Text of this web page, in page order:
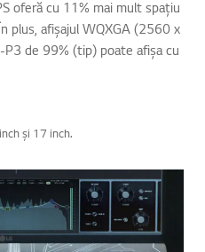
oferă cu 11% mai mult spațiu
plus, afișajul WQXGA (2560 x
de 99% (tip) poate afișa cu
și 17 inch.